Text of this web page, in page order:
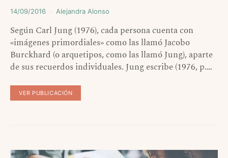
14/09/2016 Alejandra Alonso
Según Carl Jung (1976), cada persona cuenta con
«imágenes primordiales» como las llamó Jacobo
Burckhard (o arquetipos, como las llamó Jung), aparte
de sus recuerdos individuales. Jung escribe (1976, p.…
VER PUBLICACIÓN